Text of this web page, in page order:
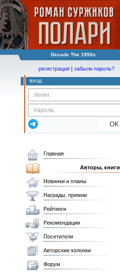
Decade The 1950s
регистрация | забыли пароль?
вход
OK
Главная
Авторы, книги
Новинки и планы
Награды, премии
Рейтинги
Рекомендации
Посетители
Авторские колонки
Форум